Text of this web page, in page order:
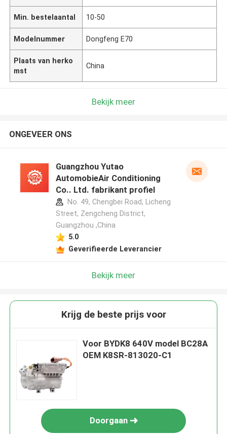
Min. bestelaantal 10-50
Modelnummer Dongfeng E70
Plaats van herko
mst
China
Bekijk meer
ONGEVEER ONS
Guangzhou Yutao
AutomobieAir Conditioning
Co.. Ltd. fabrikant profiel
No. 49, Chengbei Road, Licheng
Street, Zengcheng District,
Guangzhou ,China
5.0
Geverifieerde Leverancier
Bekijk meer
Krijg de beste prijs voor
Voor BYDK8 640V model BC28A
OEM K8SR-813020-C1
Doorgaan